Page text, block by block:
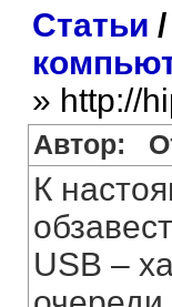
Статьи /
» http://
Автор:
К
USB –